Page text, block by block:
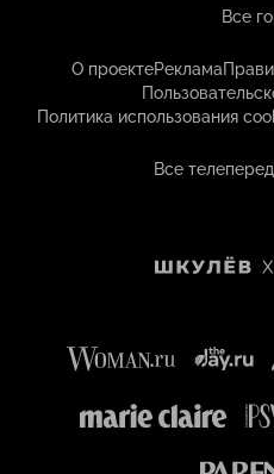
Все
О проектеРеклама
Политика использования
Все